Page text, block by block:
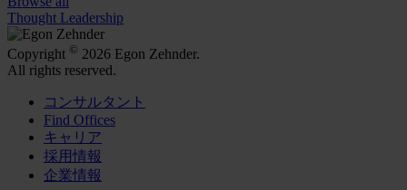
Thought Leadership
Copyright © 2026 Egon Zehnder.
All rights reserved.
コンサルタント
Find Offices
キャリア
採用情報
企業情報